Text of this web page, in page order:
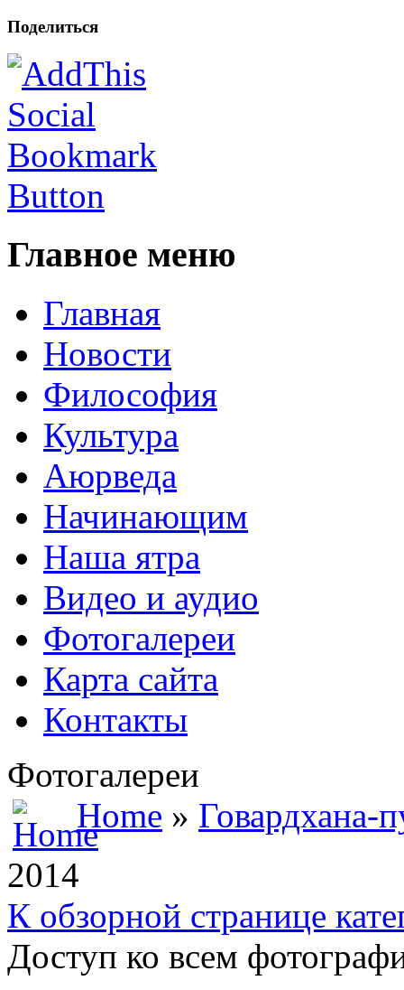
Поделиться
Главное меню
Главная
Новости
Философия
Культура
Аюрведа
Начинающим
Наша ятра
Видео и аудио
Фотогалереи
Карта сайта
Контакты
Фотогалереи
Home » Говардхана-
2014
К обзорной странице
Доступ ко всем